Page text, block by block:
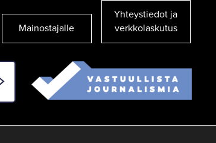
Mainostajalle
Yhteystiedot ja
verkkolaskutus